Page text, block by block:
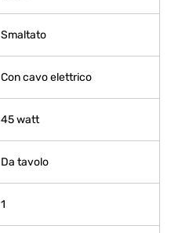
‎Smaltato
‎Con cavo elettrico
‎45 watt
‎Da tavolo
‎1